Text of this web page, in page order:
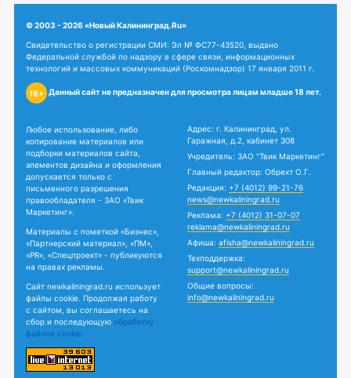
© 2003 - 2026 «Новый Калининград.Ru»
Свидетельство о регистрации СМИ: Эл № ФС77-43520, выдано
Федеральной службой по надзору в сфере связи, информационных
технологий и массовых коммуникаций (Роскомнадзор) 17 января 2011 г.
18+ Данный сайт не предназначен для просмотра лицам младше 18 лет.
Любое использование, либо
копирование материалов или
подборки материалов сайта,
элементов дизайна и оформления
допускается только с
письменного разрешения
правообладателя - ЗАО «Твик
Маркетинг».
Материалы с пометкой «Бизнес»,
«Партнерский материал», «ПМ»,
«PR», «Спецпроект» - публикуются
на правах рекламы.
Сайт newkaliningrad.ru использует
файлы cookie. Продолжая работу
с сайтом, вы соглашаетесь на
сбор и последующую обработку
файлов cookie.
Адрес: г. Калининград, ул.
Гаражная, д.2, кабинет 308
Учредитель: ЗАО "Твик Маркетинг"
Главный редактор: Обрехт О.Г.
Редакция: +7 (4012) 99-21-76
news@newkaliningrad.ru
Реклама: +7 (4012) 31-07-07
reklama@newkaliningrad.ru
Афиша: afisha@newkaliningrad.ru
Техподдержка:
support@newkaliningrad.ru
Общие вопросы:
info@newkaliningrad.ru